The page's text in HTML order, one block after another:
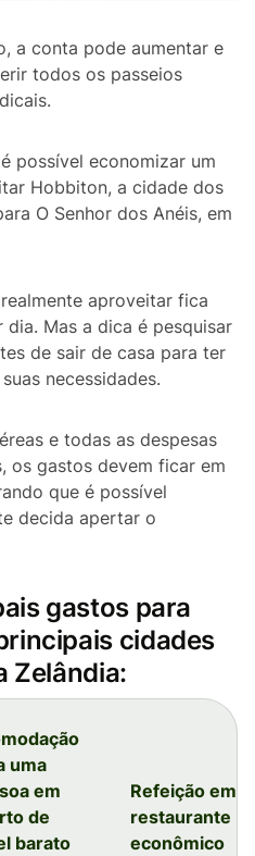
a conta pode aumentar e
todos os passeios
possível economizar um
Hobbiton, a cidade dos
O Senhor dos Anéis, em
aproveitar fica
Mas a dica é pesquisar
de sair de casa para ter
necessidades.
e todas as despesas
os gastos devem ficar em
que é possível
decida apertar o
gastos para
cidades
Zelândia:
uma
em
de
barato
Refeição em
restaurante
econômico